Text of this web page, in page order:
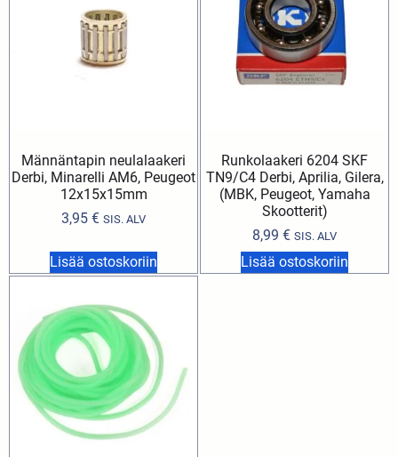
Männäntapin neulalaakeri
Derbi, Minarelli AM6, Peugeot
12x15x15mm
3,95 € SIS. ALV
Lisää ostoskoriin
Runkolaakeri 6204 SKF
TN9/C4 Derbi, Aprilia, Gilera,
(MBK, Peugeot, Yamaha
Skootterit)
8,99 € SIS. ALV
Lisää ostoskoriin